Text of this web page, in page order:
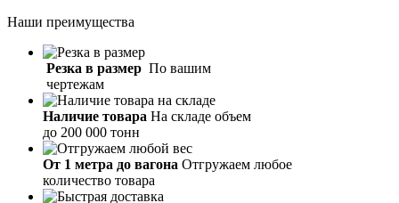
Наши преимущества
Резка в размер По вашим
чертежам
Наличие товара На складе объем
до 200 000 тонн
От 1 метра до вагона Отгружаем любое
количество товара